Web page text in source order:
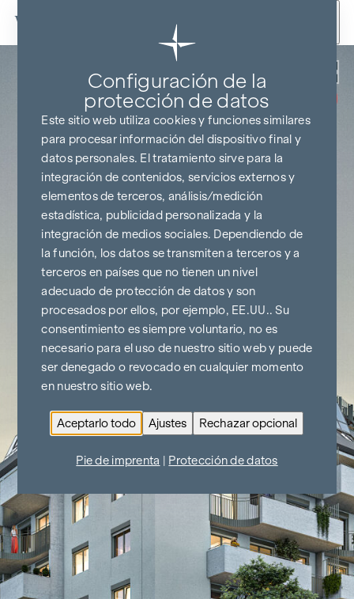
Ir al contenido
SIN COMISIONES
HASTA EL
INICIO DE LA
CONSTRUCCIÓN
Configuración de la
protección de datos
Este sitio web utiliza cookies y funciones similares
para procesar información del dispositivo final y
datos personales. El tratamiento sirve para la
integración de contenidos, servicios externos y
elementos de terceros, análisis/medición
estadística, publicidad personalizada y la
integración de medios sociales. Dependiendo de
la función, los datos se transmiten a terceros y a
terceros en países que no tienen un nivel
adecuado de protección de datos y son
procesados por ellos, por ejemplo, EE.UU.. Su
consentimiento es siempre voluntario, no es
necesario para el uso de nuestro sitio web y puede
ser denegado o revocado en cualquier momento
en nuestro sitio web.
Aceptarlo todo Ajustes Rechazar opcional
Pie de imprenta Protección de datos